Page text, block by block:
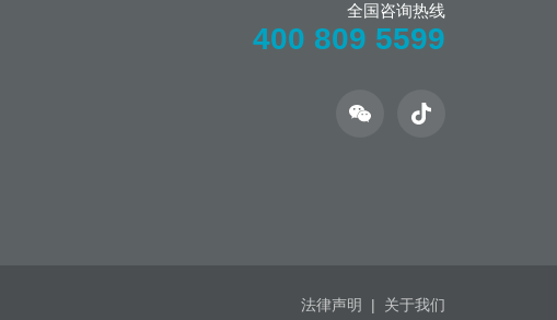
全国咨询热线
400 809 5599
法律声明 | 关于我们